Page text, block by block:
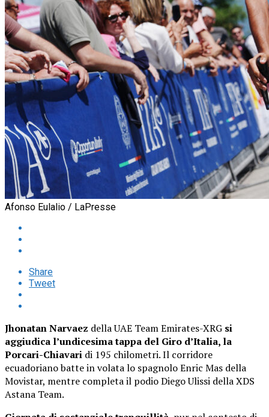
Afonso Eulalio / LaPresse
Share
Tweet
Jhonatan Narvaez della UAE Team Emirates-XRG si
aggiudica l’undicesima tappa del Giro d’Italia, la
Porcari-Chiavari di 195 chilometri. Il corridore
ecuadoriano batte in volata lo spagnolo Enric Mas della
Movistar, mentre completa il podio Diego Ulissi della XDS
Astana Team.